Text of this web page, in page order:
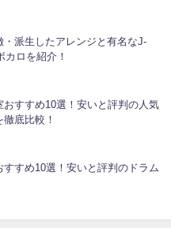
・派生したアレンジと有名なJ-
カロを紹介！
おすすめ10選！安いと評判の人気
底比較！
すめ10選！安いと評判のドラム